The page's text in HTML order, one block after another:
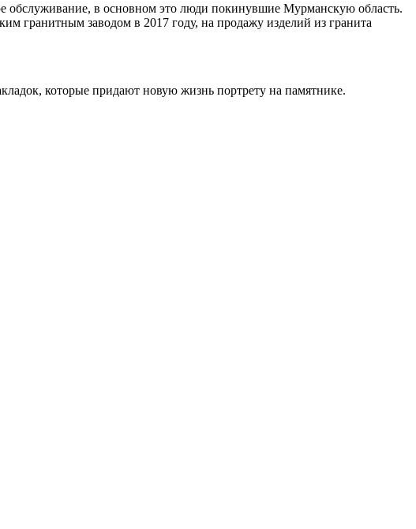
обслуживание, в основном это люди покинувшие Мурманскую область.
гранитным заводом в 2017 году, на продажу изделий из гранита
которые придают новую жизнь портрету на памятнике.